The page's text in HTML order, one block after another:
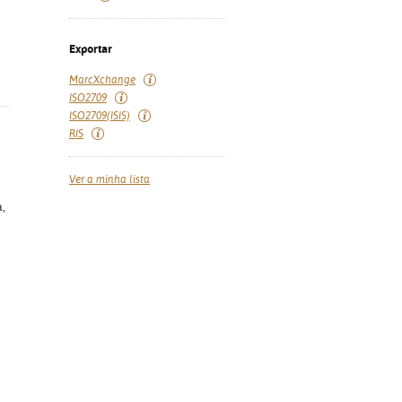
Exportar
MarcXchange
ISO2709
ISO2709(ISIS)
RIS
Ver a minha lista